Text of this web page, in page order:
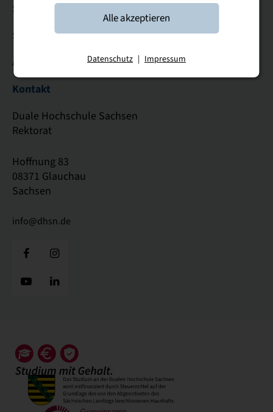
Studierende & Studieninteressierte
Service
Allgemein
Kontakt
Duale Hochschule Sachsen
Rektorat
Hoffnung 83
08371 Glauchau
Sachsen
info@dhsn.de
Alle akzeptieren
Datenschutz | Impressum